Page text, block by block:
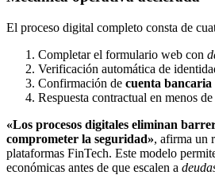
El proceso digital completo consta de
Completar el formulario web con
Verificación automática de
Confirmación de cuenta bancaria
Respuesta contractual en menos
«Los procesos digitales eliminan
comprometer la seguridad», afirma un
plataformas FinTech. Este modelo
económicas antes de que escalen a